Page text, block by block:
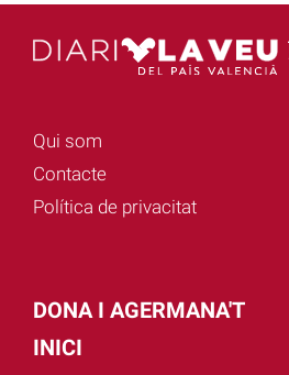
Qui som
Contacte
Política de privacitat
DONA I AGERMANA'T
INICI